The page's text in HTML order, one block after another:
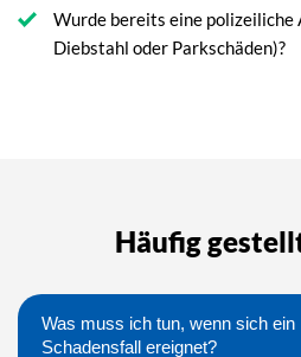
Wurde bereits eine polizeiliche
Diebstahl oder Parkschäden)?
Häufig
Was muss ich tun, wenn sich ein
Schadensfall ereignet?